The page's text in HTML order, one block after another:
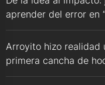
aprender del error en
Arroyito hizo realidad
primera cancha de